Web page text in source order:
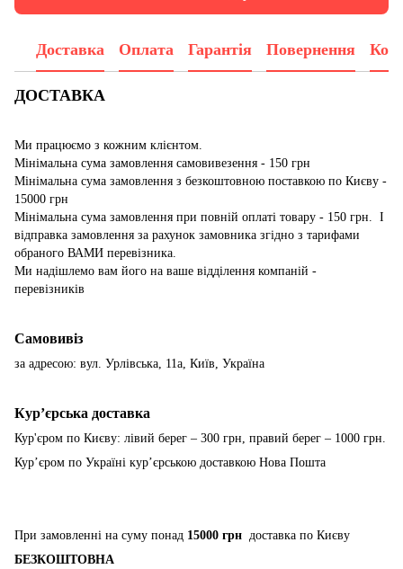
Доставка Оплата Гарантія Повернення
ДОСТАВКА
Ми працюємо з кожним клієнтом.
Мінімальна сума замовлення самовивезення - 150 грн
Мінімальна сума замовлення з безкоштовною поставкою по Києву -
15000 грн
Мінімальна сума замовлення при повній оплаті товару - 150 грн. І
відправка замовлення за рахунок замовника згідно з тарифами
обраного ВАМИ перевізника.
Ми надішлемо вам його на ваше відділення компаній -
перевізників
Самовивіз
за адресою: вул. Урлівська, 11а, Київ, Україна
Курʼєрська доставка
Кур'єром по Києву: лівий берег – 300 грн, правий берег – 1000 грн.
Курʼєром по Україні курʼєрською доставкою Нова Пошта
При замовленні на суму понад 15000 грн доставка по Києву
БЕЗКОШТОВНА